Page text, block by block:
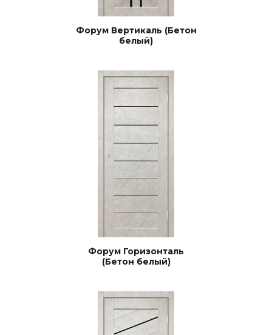
Форум Вертикаль (Бетон
белый)
Форум Горизонталь
(Бетон белый)